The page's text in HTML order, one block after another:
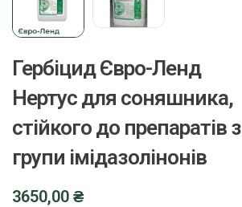
Гербіцид Євро-Ленд
Нертус для соняшника,
стійкого до препаратів з
групи імідазолінонів
3650,00 ₴